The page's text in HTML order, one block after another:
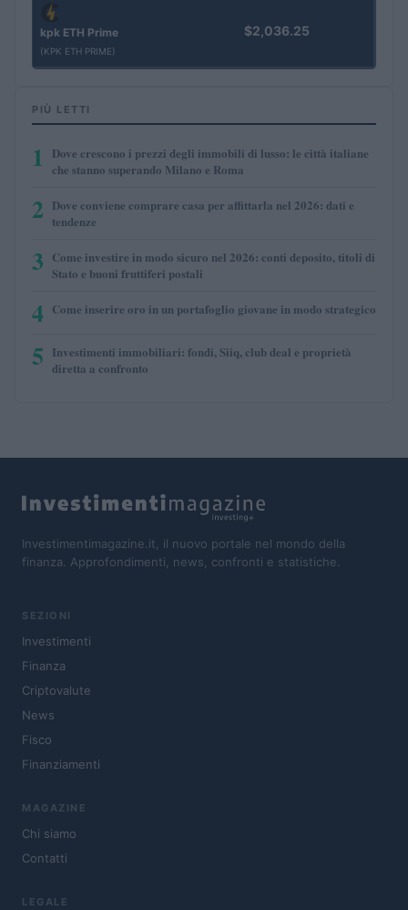
kpk ETH Prime
(KPK ETH PRIME)
$2,036.25
PIÙ LETTI
1
Dove crescono i prezzi degli immobili di lusso: le città italiane
che stanno superando Milano e Roma
2 Dove conviene comprare casa per affittarla nel 2026: dati e
tendenze
3 Come investire in modo sicuro nel 2026: conti deposito, titoli di
Stato e buoni fruttiferi postali
4 Come inserire oro in un portafoglio giovane in modo strategico
5 Investimenti immobiliari: fondi, Siiq, club deal e proprietà
diretta a confronto
Investimentimagazine.it, il nuovo portale nel mondo della
finanza. Approfondimenti, news, confronti e statistiche.
SEZIONI
Investimenti
Finanza
Criptovalute
News
Fisco
Finanziamenti
MAGAZINE
Chi siamo
Contatti
LEGALE